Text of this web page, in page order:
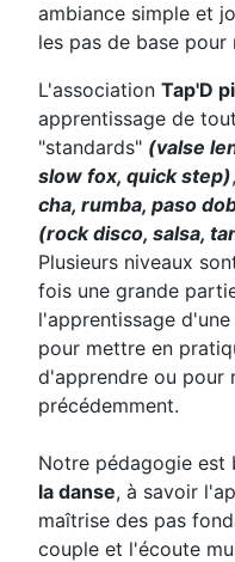
ambiance simple et
les pas de base
L'association Tap'D
apprentissage de
"standards" (valse
slow fox, quick step)
cha, rumba, paso
(rock disco, salsa,
Plusieurs niveaux
fois une grande
l'apprentissage
pour mettre en
d'apprendre ou pour
précédemment.
Notre pédagogie est
la danse, à savoir
maîtrise des pas
couple et l'écoute